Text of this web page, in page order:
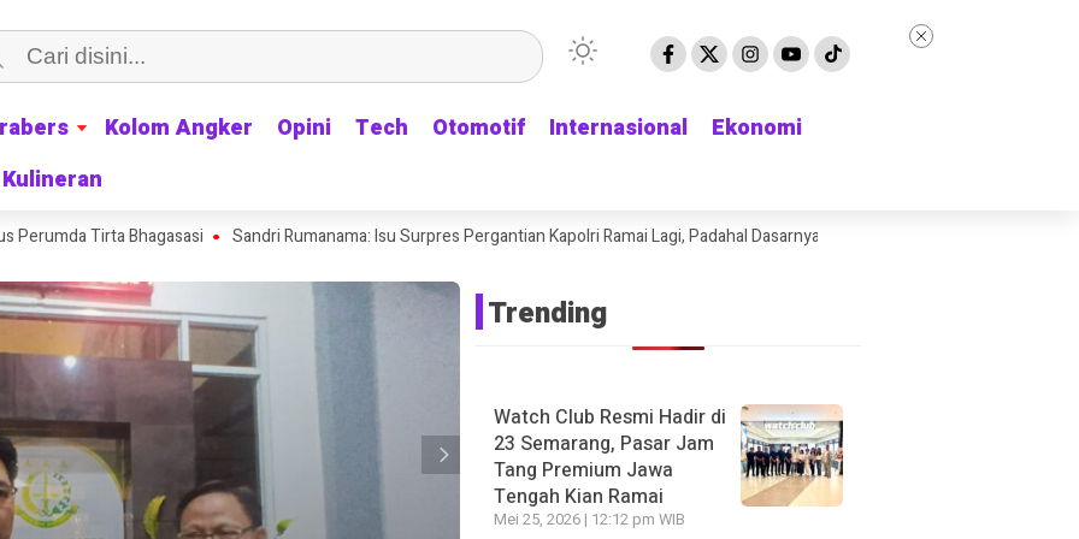
Kolom Angker Opini Tech Otomotif Internasional
Ekonomi
Kulineran
Kolom Angker Opini Tech Otomotif Internasional
Ekonomi
Kulineran
Tirta Bhagasasi Sandri Rumanama: Isu Surpres Pergantian Kapolri Ramai Lagi, Padahal Dasarnya Saja Belum Kelihatan
Trending
Watch Club Resmi Hadir di
23 Semarang, Pasar Jam
Tang Premium Jawa
Tengah Kian Ramai
Mei 25, 2026 | 12:12 pm WIB